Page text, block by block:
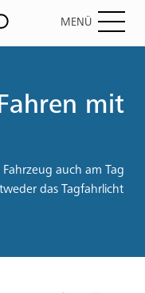
mit
auch am Tag
das Tagfahrlicht
MENÜ